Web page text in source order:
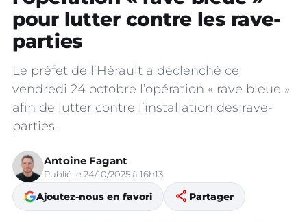
pour lutter contre les rave-
parties
Le préfet de l’Hérault a déclenché ce
vendredi 24 octobre l’opération « rave bleue »
afin de lutter contre l’installation des rave-
parties.
Antoine Fagant
Publié le 24/10/2025 à 16h13
Ajoutez-nous en favori share Partager